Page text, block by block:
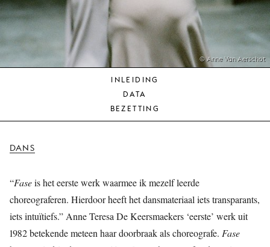
JONG
PUBLIEK
© Anne Van Aerschot
INLEIDING
DATA
BEZETTING
DANS
“Faseis het eerste werk waarmee ik mezelf leerde
choreograferen. Hierdoor heeft het dansmateriaal iets transparants,
iets intuïtiefs.” Anne Teresa De Keersmaekers ‘eerste’ werk uit
1982 betekende meteen haar doorbraak als choreografe. Fase